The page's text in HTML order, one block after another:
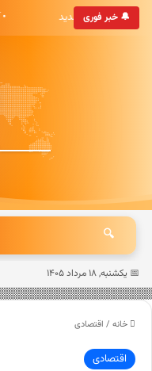
🔔 خبر فوری
هشت صبح خوش آمدید
🔍
📅 یکشنبه, ۱۸ مرداد ۱۴۰۵
خانه / اقتصادی
اقتصادی